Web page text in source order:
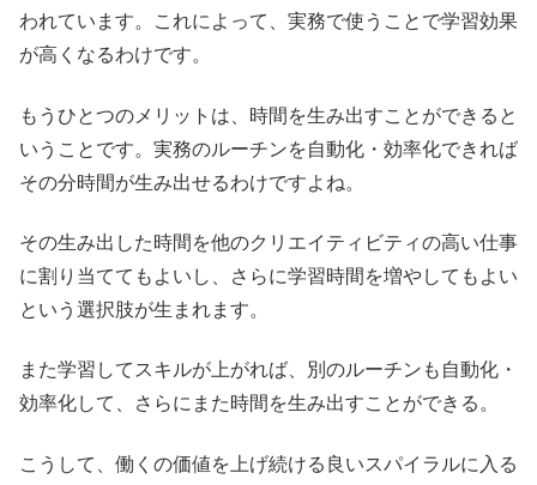
われています。これによって、実務で使うことで学習効果
が高くなるわけです。
もうひとつのメリットは、時間を生み出すことができると
いうことです。実務のルーチンを自動化・効率化できれば
その分時間が生み出せるわけですよね。
その生み出した時間を他のクリエイティビティの高い仕事
に割り当ててもよいし、さらに学習時間を増やしてもよい
という選択肢が生まれます。
また学習してスキルが上がれば、別のルーチンも自動化・
効率化して、さらにまた時間を生み出すことができる。
こうして、働くの価値を上げ続ける良いスパイラルに入る